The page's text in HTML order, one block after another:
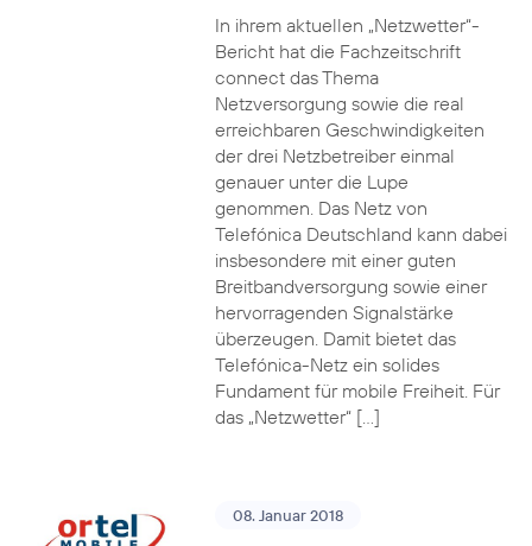
In ihrem aktuellen „Netzwetter“-
Bericht hat die Fachzeitschrift
connect das Thema
Netzversorgung sowie die real
erreichbaren Geschwindigkeiten
der drei Netzbetreiber einmal
genauer unter die Lupe
genommen. Das Netz von
Telefónica Deutschland kann dabei
insbesondere mit einer guten
Breitbandversorgung sowie einer
hervorragenden Signalstärke
überzeugen. Damit bietet das
Telefónica-Netz ein solides
Fundament für mobile Freiheit. Für
das „Netzwetter“ […]
08. Januar 2018